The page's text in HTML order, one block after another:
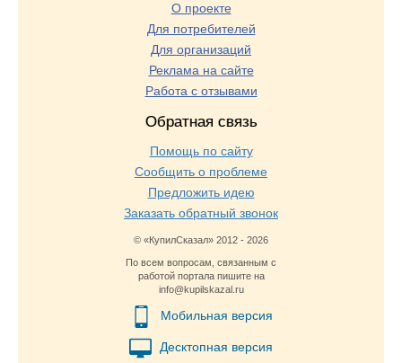
О проекте
Для потребителей
Для организаций
Реклама на сайте
Работа с отзывами
Обратная связь
Помощь по сайту
Сообщить о проблеме
Предложить идею
Заказать обратный звонок
© «КупилСказал» 2012 - 2026
По всем вопросам, связанным с
работой портала пишите на
info@kupilskazal.ru
Мобильная версия
Десктопная версия